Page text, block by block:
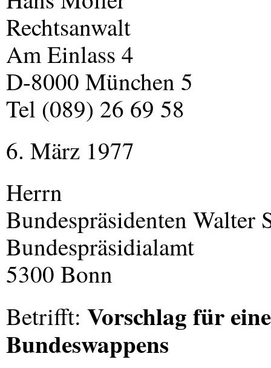
Rechtsanwalt
Am Einlass 4
D-8000 München 5
Tel (089) 26 69 58
6. März 1977
Herrn
Bundespräsidenten Walter
Bundespräsidialamt
5300 Bonn
Betrifft: Vorschlag für
Bundeswappens